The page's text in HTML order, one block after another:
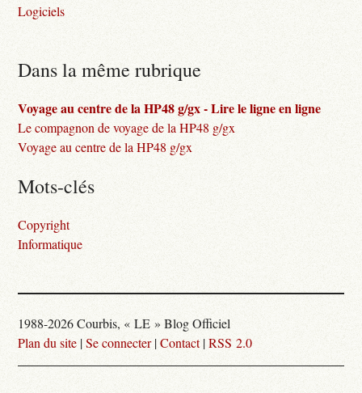
Logiciels
Dans la même rubrique
Voyage au centre de la HP48 g/gx - Lire le ligne en ligne
Le compagnon de voyage de la HP48 g/gx
Voyage au centre de la HP48 g/gx
Mots-clés
Copyright
Informatique
1988-2026 Courbis, « LE » Blog Officiel
Plan du site |Se connecter|Contact|RSS 2.0